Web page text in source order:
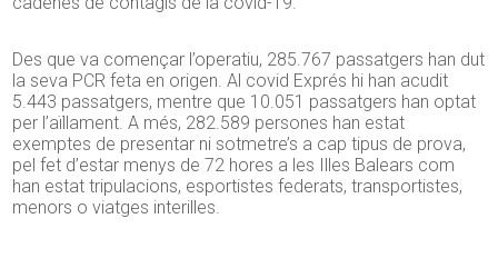
Des que va començar l’operatiu, 285.767 passatgers han dut
la seva PCR feta en origen. Al covid Exprés hi han acudit
5.443 passatgers, mentre que 10.051 passatgers han optat
per l’aïllament. A més, 282.589 persones han estat
exemptes de presentar ni sotmetre’s a cap tipus de prova,
pel fet d’estar menys de 72 hores a les Illes Balears com
han estat tripulacions, esportistes federats, transportistes,
menors o viatges interilles.